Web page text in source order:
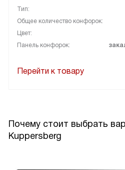
Тип:
Общее количество конфорок:
Цвет:
Панель конфорок:
Перейти к товару
Почему стоит выбрать
Kuppersberg